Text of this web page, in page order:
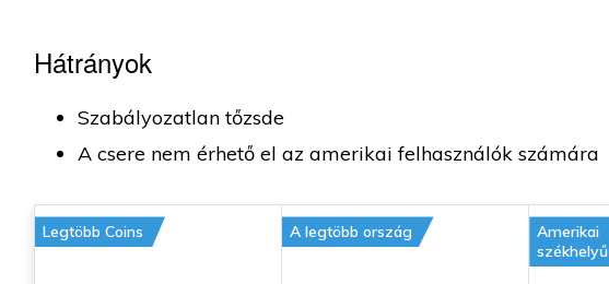
Hátrányok
Szabályozatlan tőzsde
A csere nem érhető el az amerikai felhasználók számára
Legtöbb Coins A legtöbb ország
Amerikai
székhelyű